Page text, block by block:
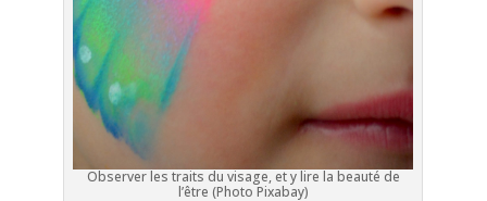
Observer les traits du visage, et y lire la beauté de
l’être (Photo Pixabay)